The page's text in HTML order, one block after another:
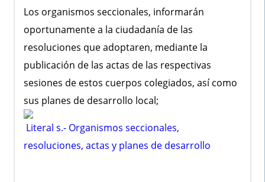
Los organismos seccionales, informarán
oportunamente a la ciudadanía de las
resoluciones que adoptaren, mediante la
publicación de las actas de las respectivas
sesiones de estos cuerpos colegiados, así como
sus planes de desarrollo local;
Literal s.- Organismos seccionales,
resoluciones, actas y planes de desarrollo